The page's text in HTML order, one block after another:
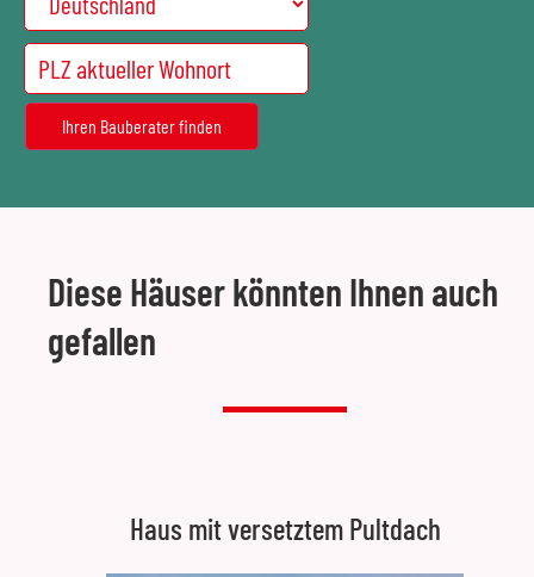
Diese Häuser könnten Ihnen auch
gefallen
Haus mit versetztem Pultdach